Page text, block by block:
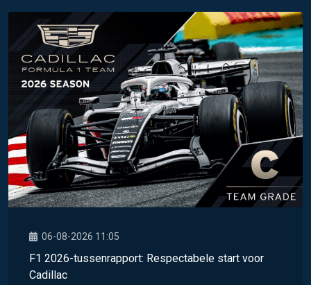
06-08-2026 11:05
F1 2026-tussenrapport: Respectabele start voor
Cadillac